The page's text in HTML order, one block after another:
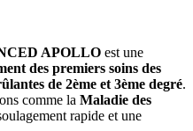
APOLLO est une
des premiers soins des
de 2ème et 3ème degré.
comme la Maladie des
rapide et une